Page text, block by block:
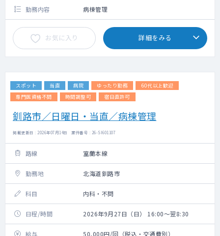
勤務内容 病棟管理
お気に入り 詳細をみる
スポット 当直 病院 ゆったり勤務
60代以上歓迎
専門医資格不問
時間調整可 宿日直許可
釧路市／日曜日・当直／病棟管理
掲載更新日 : 2026年07月14日 案件番号 : 26-SI601107
路線 室蘭本線
勤務地 北海道釧路市
科目 内科・不問
日程/時間 2026年9月27日（日） 16:00～翌8:30
給与 50,000円/回（税込・交通費別）